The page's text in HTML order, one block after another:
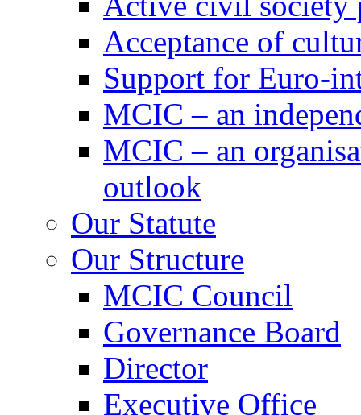
Acceptance of
Support for Euro-
MCIC – an
MCIC – an
outlook
Our Statute
Our Structure
MCIC Council
Governance Board
Director
Executive Office